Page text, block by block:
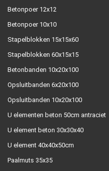
Betonpoer 12x12
Betonpoer 10x10
Stapelblokken 15x15x60
Stapelblokken 60x15x15
Betonbanden 10x20x100
Opsluitbanden 6x20x100
Opsluitbanden 10x20x100
U elementen beton 50cm antraciet
U element beton 30x30x40
U element 40x40x50cm
Paalmuts 35x35